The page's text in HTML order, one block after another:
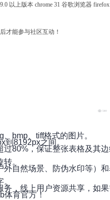
以上版本 chrome 31 谷歌浏览器 firefox
才能参与社区互动！
580
bmp、tiff格式的图片。
到8192px之间。
过80%，保证整张表格及其
。
外自然场景、防伪水印等）
务，线上用户资源共享，如
体育官方！